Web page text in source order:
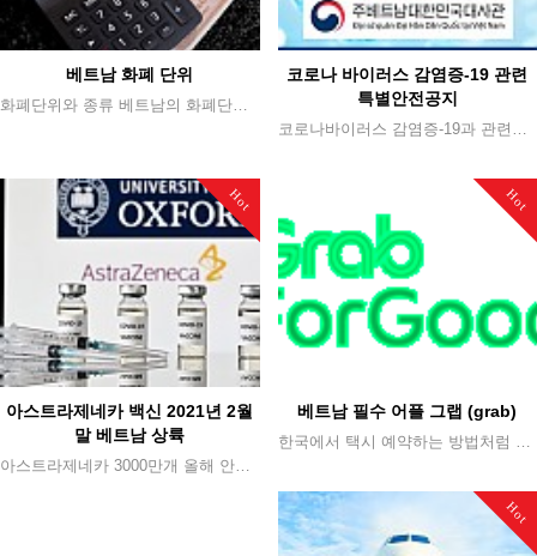
베트남 화폐 단위
화폐단위와 종류 베트남의 화폐단위는 베트남 동(Vietnam Dong)으로 VND로 표기한다. 지폐단위는 50만, 20만, 10만, 5만, 2만, 1만, 5,000, 2,000, 1,000, 500동 짜리가 있다. 1백만, 50만동(VND) 단위의 수표도 함께 사용되고 있지만, 동전의 경우 무겁고 소리가 난다는 이유로, 베트남 사람들의 사용 빈도가 낮다. (주요 관광지에서는 신용카드를 사용할 수 있다.)
코로나 바이러스 감염증-19 관련
특별안전공지
코로나바이러스 감염증-19과 관련하여 주베트남대사관에서 공지한 내용입니다. ✔ 세부 내용 : http://koreanhcm.org/?p=3570
Hot
아스트라제네카 백신 2021년 2월
말 베트남 상륙
Hot
베트남 필수 어플 그랩 (grab)
Hot